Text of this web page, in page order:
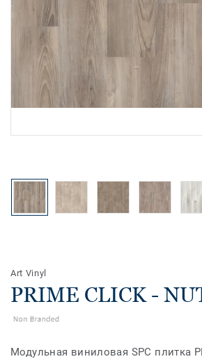
Art Vinyl
PRIME CLICK -
Модульная виниловая SPC плитка